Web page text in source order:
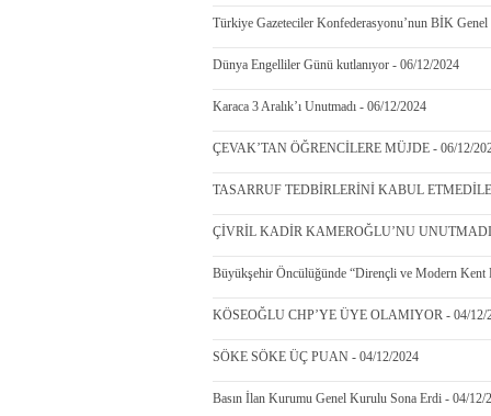
Türkiye Gazeteciler Konfederasyonu’nun BİK
Dünya Engelliler Günü kutlanıyor - 06/12/2024
Karaca 3 Aralık’ı Unutmadı - 06/12/2024
ÇEVAK’TAN ÖĞRENCİLERE MÜJDE - 06/12/
TASARRUF TEDBİRLERİNİ KABUL
ÇİVRİL KADİR KAMEROĞLU’NU UNUTMADI
Büyükşehir Öncülüğünde “Dirençli ve Modern Kent
KÖSEOĞLU CHP’YE ÜYE OLAMIYOR - 04/12/
SÖKE SÖKE ÜÇ PUAN - 04/12/2024
Basın İlan Kurumu Genel Kurulu Sona Erdi - 04/12/